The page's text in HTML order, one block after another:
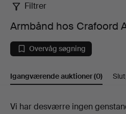
Armbånd
hos
Crafoord
Auktioner
Filtrer
Armbånd hos Crafoord
Overvåg søgning
Igangværende auktioner(0)
Igangværende
Vi har desværre ingen